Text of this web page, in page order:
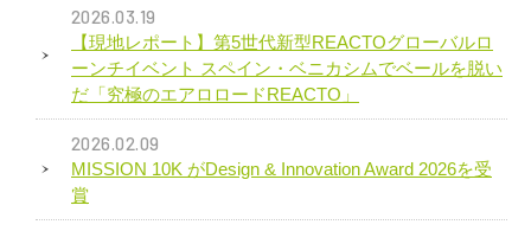
2026.03.19
【現地レポート】第5世代新型REACTOグローバルロ
ーンチイベント スペイン・ベニカシムでベールを脱い
だ「究極のエアロロードREACTO」
2026.02.09
MISSION 10K がDesign & Innovation Award 2026を受
賞